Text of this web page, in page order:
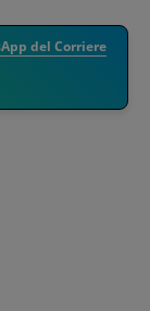
del Corriere